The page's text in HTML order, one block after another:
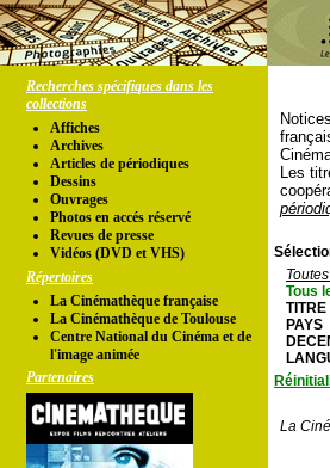
Recherches spécifiques dans les
collections
Affiches
Archives
Articles de périodiques
Dessins
Ouvrages
Photos en accés réservé
Revues de presse
Vidéos (DVD et VHS)
Répertoires
La Cinémathèque française
La Cinémathèque de Toulouse
Centre National du Cinéma et de
l'image animée
Partenaires
Les
Tous
TITRE
PAYS
La